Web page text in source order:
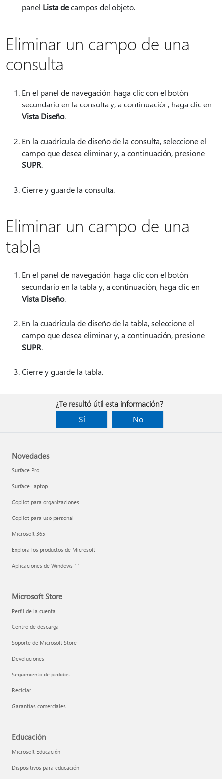
panel Lista decampos del objeto.
Eliminar un campo de una
consulta
En el panel de navegación, haga clic con el botón
secundario en la consulta y, a continuación, haga clic en
Vista Diseño.
En la cuadrícula de diseño de la consulta, seleccione el
campo que desea eliminar y, a continuación, presione
SUPR.
Cierre y guarde la consulta.
Eliminar un campo de una
tabla
En el panel de navegación, haga clic con el botón
secundario en la tabla y, a continuación, haga clic en
Vista Diseño.
En la cuadrícula de diseño de la tabla, seleccione el
campo que desea eliminar y, a continuación, presione
SUPR.
Cierre y guarde la tabla.
¿Te resultó útil esta información?
Sí
No
Novedades
Surface Pro
Surface Laptop
Copilot para organizaciones
Copilot para uso personal
Microsoft 365
Explora los productos de Microsoft
Aplicaciones de Windows 11
Microsoft Store
Perfil de la cuenta
Centro de descarga
Soporte de Microsoft Store
Devoluciones
Seguimiento de pedidos
Reciclar
Garantías comerciales
Educación
Microsoft Educación
Dispositivos para educación